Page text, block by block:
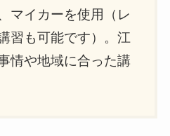
マイカーを使用（レ
習も可能です）。江
情や地域に合った講